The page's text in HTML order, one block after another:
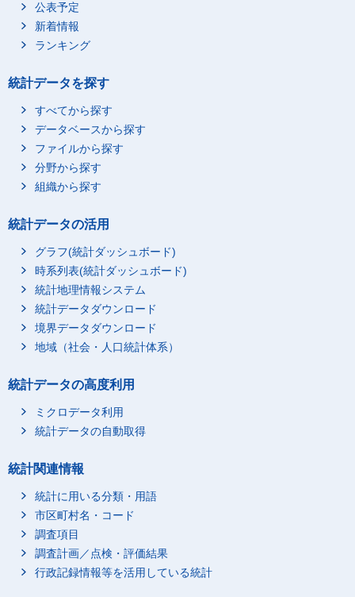
公表予定
新着情報
ランキング
統計データを探す
すべてから探す
データベースから探す
ファイルから探す
分野から探す
組織から探す
統計データの活用
グラフ(統計ダッシュボード)
時系列表(統計ダッシュボード)
統計地理情報システム
統計データダウンロード
境界データダウンロード
地域（社会・人口統計体系）
統計データの高度利用
ミクロデータ利用
統計データの自動取得
統計関連情報
統計に用いる分類・用語
市区町村名・コード
調査項目
調査計画／点検・評価結果
行政記録情報等を活用している統計